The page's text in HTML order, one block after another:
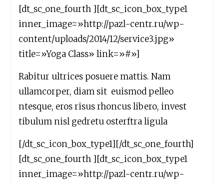
[dt_sc_one_fourth ][dt_sc_icon_box_type1
inner_image=»http://pazl-centr.ru/wp-
content/uploads/2014/12/service3.jpg»
title=»Yoga Class» link=»#»]
Rabitur ultrices posuere mattis. Nam
ullamcorper, diam sit euismod pelleo
ntesque, eros risus rhoncus libero, invest
tibulum nisl gedretu osterftra ligula
[/dt_sc_icon_box_type1][/dt_sc_one_fourth]
[dt_sc_one_fourth ][dt_sc_icon_box_type1
inner_image=»http://pazl-centr.ru/wp-